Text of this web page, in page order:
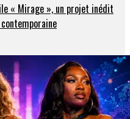
« Mirage », un projet inédit